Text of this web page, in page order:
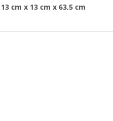
13 cm x 13 cm x 63,5 cm